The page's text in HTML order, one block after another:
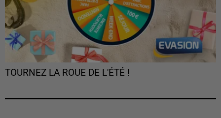
TOURNEZ LA ROUE DE L'ÉTÉ !